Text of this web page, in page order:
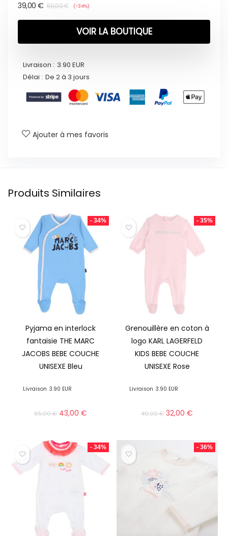
59,00€
39,00 € (-34%)
VOIR LA BOUTIQUE
Livraison : 3.90 EUR
Délai : De 2 à 3 jours
Ajouter à mes favoris
Produits Similaires
- 34%
Pyjama en interlock
fantaisie THE MARC
JACOBS BEBE COUCHE
UNISEXE Bleu
Livraison 3.90 EUR
65,00€ 43,00€
- 35%
Grenouillère en coton à
logo KARL LAGERFELD
KIDS BEBE COUCHE
UNISEXE Rose
Livraison 3.90 EUR
49,00€ 32,00€
- 34% - 36%